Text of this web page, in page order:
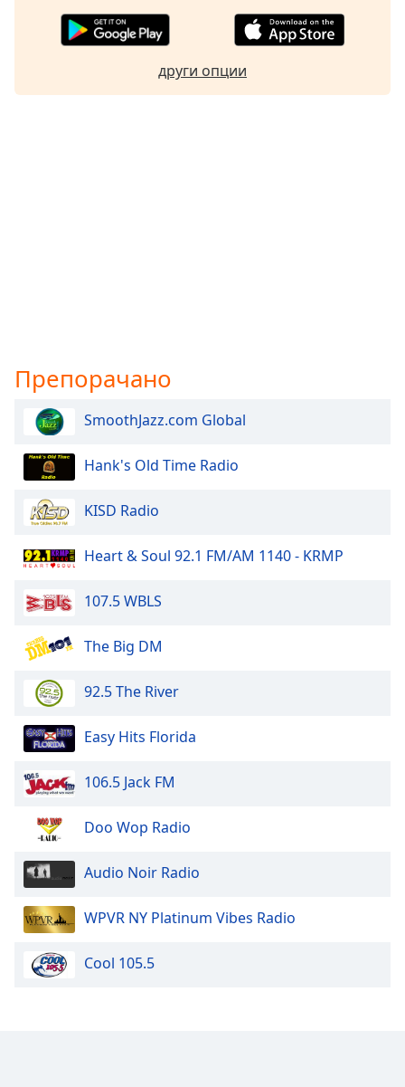
window.
други опции
Препорачано
SmoothJazz.com Global
Hank's Old Time Radio
KISD Radio
Heart & Soul 92.1 FM/AM 1140 - KRMP
107.5 WBLS
The Big DM
92.5 The River
Easy Hits Florida
106.5 Jack FM
Doo Wop Radio
Audio Noir Radio
WPVR NY Platinum Vibes Radio
Cool 105.5